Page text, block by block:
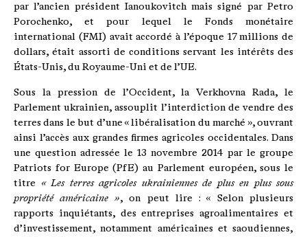
par l’ancien président Ianoukovitch mais signé par Petro
Porochenko, et pour lequel le Fonds monétaire
international (FMI) avait accordé à l’époque 17 millions de
dollars, était assorti de conditions servant les intérêts des
États-Unis, du Royaume-Uni et de l’UE.
Sous la pression de l’Occident, la Verkhovna Rada, le
Parlement ukrainien, assouplit l’interdiction de vendre des
terres dans le but d’une « libéralisation du marché », ouvrant
ainsi l’accès aux grandes firmes agricoles occidentales. Dans
une question adressée le 13 novembre 2014 par le groupe
Patriots for Europe (PfE) au Parlement européen, sous le
titre « Les terres agricoles ukrainiennes de plus en plus sous
propriété américaine », on peut lire : « Selon plusieurs
rapports inquiétants, des entreprises agroalimentaires et
d’investissement, notamment américaines et saoudiennes,